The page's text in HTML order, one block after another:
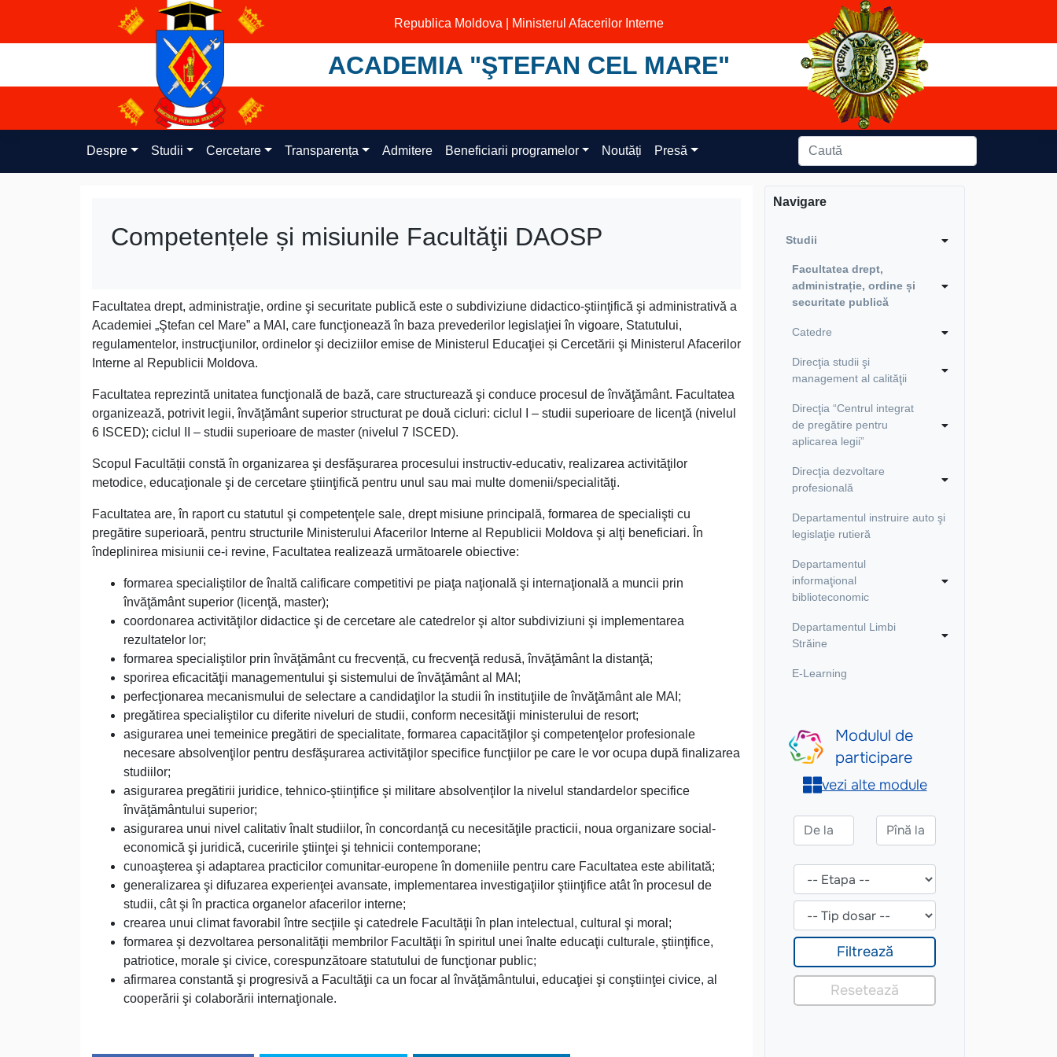
content
Republica Moldova | Ministerul Afacerilor Interne
ACADEMIA "ŞTEFAN CEL MARE"
Despre Studii Cercetare Transparența Admitere Beneficiarii programelor Noutăți Presă
Competențele și misiunile Facultăţii DAOSP
Facultatea drept, administraţie, ordine şi securitate publică este o subdiviziune didactico-ştiinţifică şi administrativă a
Academiei „Ştefan cel Mare” a MAI, care funcţionează în baza prevederilor legislaţiei în vigoare, Statutului,
regulamentelor, instrucţiunilor, ordinelor şi deciziilor emise de Ministerul Educaţiei și Cercetării şi Ministerul Afacerilor
Interne al Republicii Moldova.
Facultatea reprezintă unitatea funcţională de bază, care structurează şi conduce procesul de învăţământ. Facultatea
organizează, potrivit legii, învăţământ superior structurat pe două cicluri: ciclul I – studii superioare de licenţă (nivelul
6 ISCED); ciclul II – studii superioare de master (nivelul 7 ISCED).
Scopul Facultății constă în organizarea şi desfăşurarea procesului instructiv-educativ, realizarea activităţilor
metodice, educaţionale şi de cercetare ştiinţifică pentru unul sau mai multe domenii/specialităţi.
Facultatea are, în raport cu statutul şi competenţele sale, drept misiune principală, formarea de specialişti cu
pregătire superioară, pentru structurile Ministerului Afacerilor Interne al Republicii Moldova şi alţi beneficiari. În
îndeplinirea misiunii ce-i revine, Facultatea realizează următoarele obiective:
formarea specialiştilor de înaltă calificare competitivi pe piaţa naţională şi internaţională a muncii prin
învăţământ superior (licenţă, master);
coordonarea activităţilor didactice şi de cercetare ale catedrelor şi altor subdiviziuni şi implementarea
rezultatelor lor;
formarea specialiştilor prin învăţământ cu frecvență, cu frecvenţă redusă, învăţământ la distanţă;
sporirea eficacităţii managementului şi sistemului de învăţământ al MAI;
perfecţionarea mecanismului de selectare a candidaţilor la studii în instituţiile de învăţământ ale MAI;
pregătirea specialiştilor cu diferite niveluri de studii, conform necesităţii ministerului de resort;
asigurarea unei temeinice pregătiri de specialitate, formarea capacităţilor şi competenţelor profesionale
necesare absolvenţilor pentru desfăşurarea activităţilor specifice funcţiilor pe care le vor ocupa după finalizarea
studiilor;
asigurarea pregătirii juridice, tehnico-ştiinţifice şi militare absolvenţilor la nivelul standardelor specifice
învăţământului superior;
asigurarea unui nivel calitativ înalt studiilor, în concordanţă cu necesităţile practicii, noua organizare social-
economică şi juridică, cuceririle ştiinţei şi tehnicii contemporane;
cunoaşterea şi adaptarea practicilor comunitar-europene în domeniile pentru care Facultatea este abilitată;
generalizarea şi difuzarea experienţei avansate, implementarea investigaţiilor ştiinţifice atât în procesul de
studii, cât şi în practica organelor afacerilor interne;
crearea unui climat favorabil între secţiile şi catedrele Facultăţii în plan intelectual, cultural şi moral;
formarea şi dezvoltarea personalităţii membrilor Facultăţii în spiritul unei înalte educaţii culturale, ştiinţifice,
patriotice, morale şi civice, corespunzătoare statutului de funcţionar public;
afirmarea constantă şi progresivă a Facultăţii ca un focar al învăţământului, educaţiei şi conştiinţei civice, al
cooperării şi colaborării internaţionale.
Navigare
Studii
Facultatea drept,
administrație, ordine și
securitate publică
Catedre
Direcţia studii şi
management al calităţii
Direcţia “Centrul integrat
de pregătire pentru
aplicarea legii”
Direcţia dezvoltare
profesională
Departamentul instruire auto şi
legislaţie rutieră
Departamentul
informaţional
biblioteconomic
Departamentul Limbi
Străine
E-Learning